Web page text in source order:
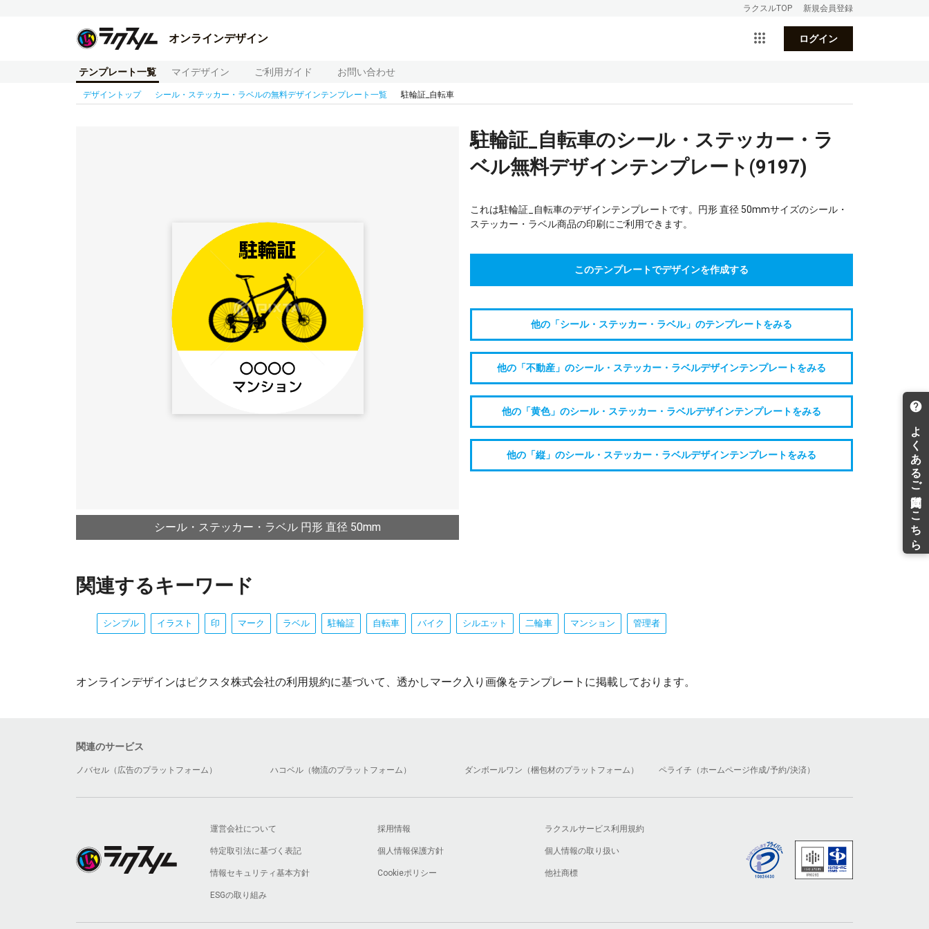
ラクスルTOP 新規会員登録
オンラインデザイン ログイン
テンプレート一覧 マイデザイン ご利用ガイド お問い合わせ
デザイントップ シール・ステッカー・ラベルの無料デザインテンプレート一覧 駐輪証_自転車
シール・ステッカー・ラベル 円形 直径 50mm
駐輪証_自転車のシール・ステッカー・ラ
ベル無料デザインテンプレート(9197)
これは駐輪証_自転車のデザインテンプレートです。円形 直径 50mmサイズのシール・
ステッカー・ラベル商品の印刷にご利用できます。
このテンプレートでデザインを作成する
他の「シール・ステッカー・ラベル」のテンプレートをみる
他の「不動産」のシール・ステッカー・ラベルデザインテンプレートをみる
他の「黄色」のシール・ステッカー・ラベルデザインテンプレートをみる
他の「縦」のシール・ステッカー・ラベルデザインテンプレートをみる
関連するキーワード
シンプル イラスト 印 マーク ラベル 駐輪証 自転車 バイク シルエット 二輪車 マンション 管理者
オンラインデザインはピクスタ株式会社の利用規約に基づいて、透かしマーク入り画像をテンプレートに掲載しております。
関連のサービス
ノバセル（広告のプラットフォーム） ハコベル（物流のプラットフォーム） ダンボールワン（梱包材のプラットフォーム） ペライチ（ホームページ作成/予約/決済）
運営会社について 採用情報 ラクスルサービス利用規約
特定取引法に基づく表記 個人情報保護方針 個人情報の取り扱い
情報セキュリティ基本方針 Cookieポリシー 他社商標
ESGの取り組み